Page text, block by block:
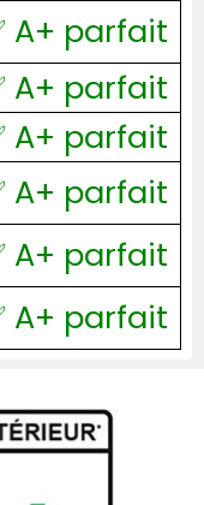
A+ parfait
A+ parfait
A+ parfait
A+ parfait
A+ parfait
A+ parfait